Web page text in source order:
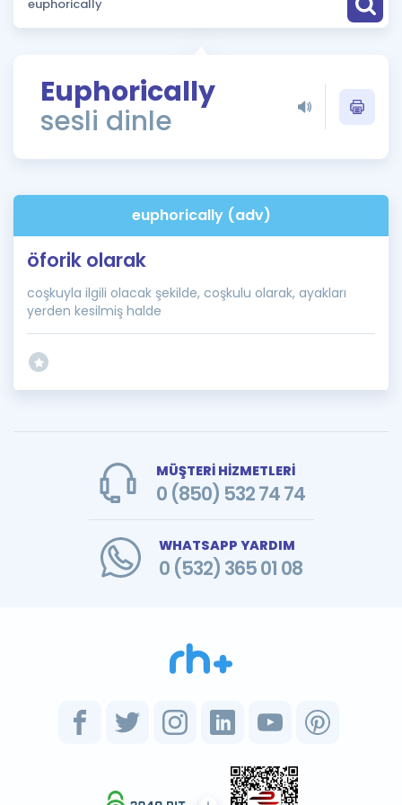
Puan Hesaplama
ÖSYM Sınav Takvimi
Kampanyalar
İngilizce Gramer
Euphorically
sesli dinle
euphorically (adv)
öforik olarak
coşkuyla ilgili olacak şekilde, coşkulu olarak, ayakları
yerden kesilmiş halde
MÜŞTERİ HİZMETLERİ
0 (850) 532 74 74
WHATSAPP YARDIM
0 (532) 365 01 08